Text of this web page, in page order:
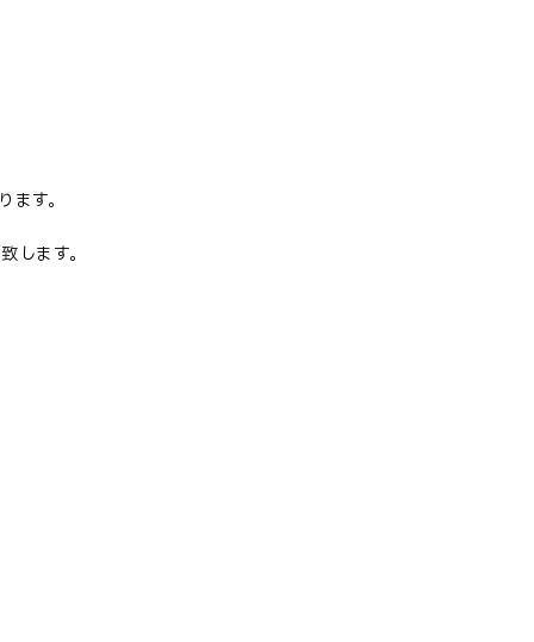
す。
します。